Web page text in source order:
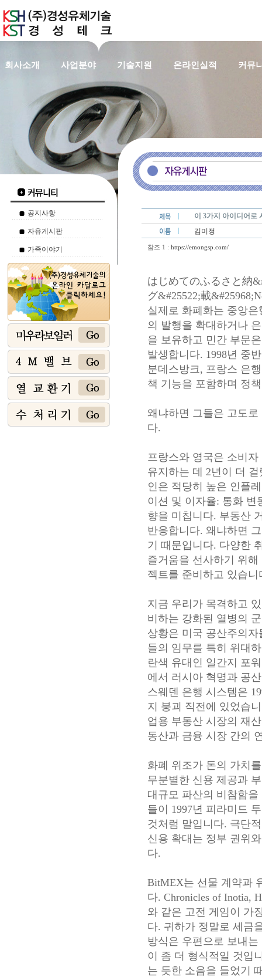
회사소개 사업분야 기술지원 온라인실적 커뮤
공지사항
자유게시판
가족이야기
이 3가지 아이디어로
김미정
참조 1 : https://emongsp.com/
はじめてのふるさと納
グ&#25522;載
실제로 화폐화는 중앙
의 발행을 확대하거나
을 보유하고 민간 부문
발생합니다. 1998년 중
분데스방크, 프랑스 은
책 기능을 포함하며 정
왜냐하면 그들은 고도
다.
프랑스와 영국은 소비
유지하는 데 2년이 더
인은 적당히 높은 인플
이션 및 이자율: 통화 변
향을 미칩니다. 부동산
반응합니다. 왜냐하면
기 때문입니다. 다양한
즐거움을 선사하기 위
젝트를 준비하고 있습니
지금 우리가 목격하고
비하는 강화된 열병의
상황은 미국 공산주의
들의 임무를 특히 위대
란색 유대인 일간지 포
에서 러시아 혁명과 공
스웨덴 은행 시스템은
지 붕괴 직전에 있었습
업용 부동산 시장의 재
동산과 금융 시장 간의
화폐 위조가 돈의 가치
무분별한 신용 제공과
대규모 파산의 비참함
들이 1997년 피라미드
것처럼 말입니다. 극단
신용 확대는 정부 권위
다.
BitMEX는 선물 계약과
다. Chronicles of Inotia,
와 같은 고전 게임이 가
다. 귀하가 정말로 세금
방식은 우편으로 보내
이 좀 더 형식적일 것입
는 듯한 소음을 들었기